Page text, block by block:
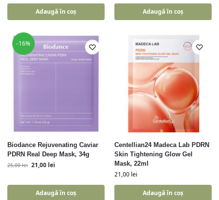
Adaugă în coș Adaugă în coș
-16%
Biodance Rejuvenating Caviar
PDRN Real Deep Mask, 34g
25,00lei 21,00 lei
Adaugă în coș
Centellian24 Madeca Lab PDRN
Skin Tightening Glow Gel
Mask, 22ml
21,00 lei
Adaugă în coș